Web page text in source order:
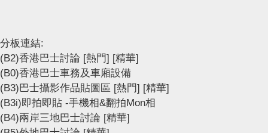
分板連結:
(B2)香港巴士討論 [熱門] [精華]
(B0)香港巴士車務及車廂設備
(B3)巴士攝影作品貼圖區 [熱門] [精華]
(B3i)即拍即貼 -手機相&翻拍Mon相
(B4)兩岸三地巴士討論 [精華]